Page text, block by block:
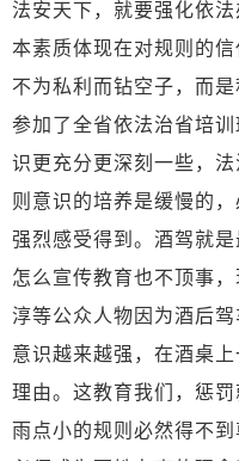
法安天下，就要强化依
本素质体现在对规则的
不为私利而钻空子，而是
参加了全省依法治省培
识更充分更深刻一些，
则意识的培养是缓慢的
强烈感受得到。酒驾就
怎么宣传教育也不顶事
淳等公众人物因为酒后
意识越来越强，在酒桌
理由。这教育我们，惩
雨点小的规则必然得不